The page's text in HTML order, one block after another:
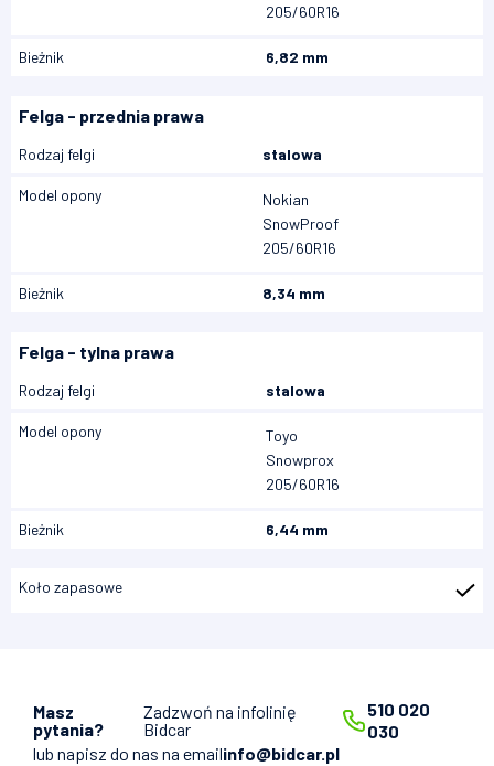
205/60R16
Bieżnik 6,82 mm
Felga - przednia prawa
Rodzaj felgi stalowa
Model opony
Nokian
SnowProof
205/60R16
Bieżnik 8,34 mm
Felga - tylna prawa
Rodzaj felgi stalowa
Model opony
Toyo
Snowprox
205/60R16
Bieżnik 6,44 mm
Koło zapasowe
Masz
pytania?
Zadzwoń na infolinię
Bidcar
510 020
030
lub napisz do nas na emailinfo@bidcar.pl